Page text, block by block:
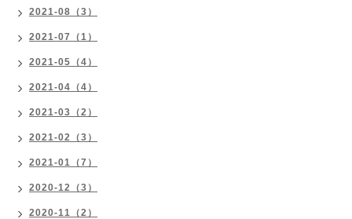
2021-08（3）
2021-07（1）
2021-05（4）
2021-04（4）
2021-03（2）
2021-02（3）
2021-01（7）
2020-12（3）
2020-11（2）